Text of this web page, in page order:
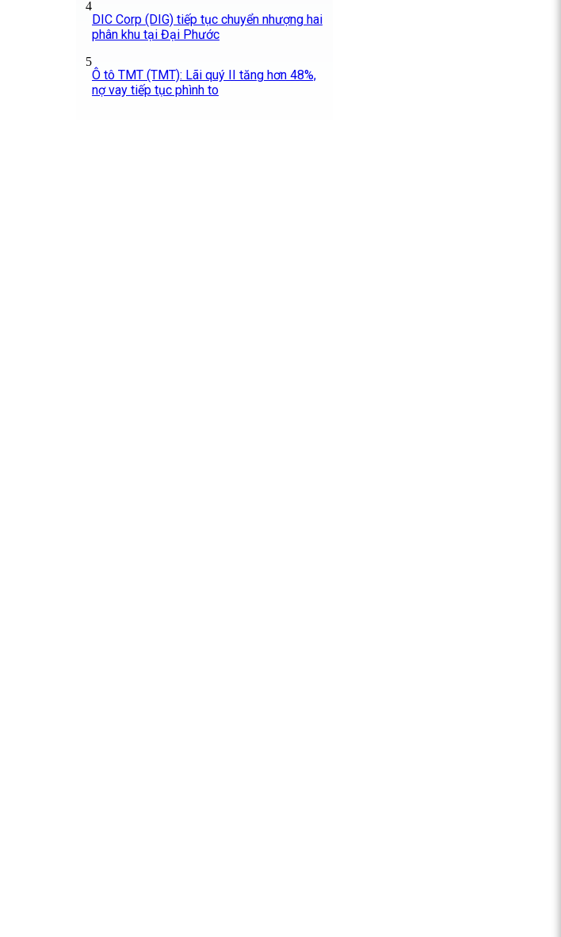
4
DIC Corp (DIG) tiếp tục chuyển nhượng hai
phân khu tại Đại Phước
5
Ô tô TMT (TMT): Lãi quý II tăng hơn 48%,
nợ vay tiếp tục phình to